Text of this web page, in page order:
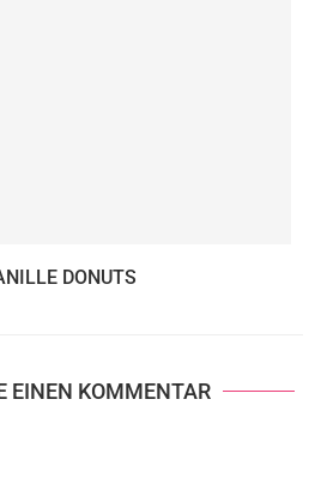
DONUTS
EINEN KOMMENTAR